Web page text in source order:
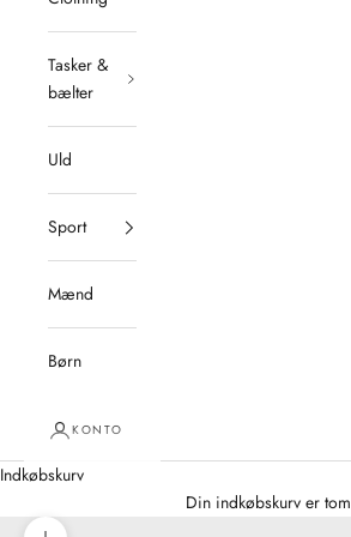
Tasker &
bælter
Uld
Sport
Mænd
Børn
KONTO
Indkøbskurv
Din indkøbskurv er tom